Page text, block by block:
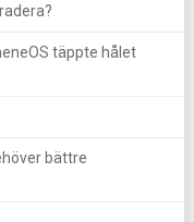
täppte hålet
bättre